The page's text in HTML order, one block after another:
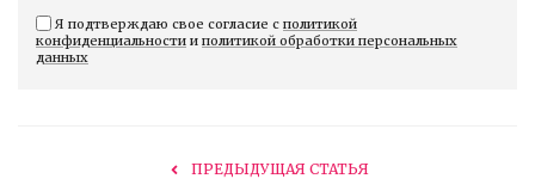
Я подтверждаю свое согласие с политикой
конфиденциальности и политикой обработки персональных
данных
ПРЕДЫДУЩАЯ СТАТЬЯ